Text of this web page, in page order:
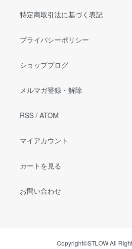
特定商取引法に基づく表記
プライバシーポリシー
ショップブログ
メルマガ登録・解除
RSS / ATOM
マイアカウント
カートを見る
お問い合わせ
Copyright©STLOW All